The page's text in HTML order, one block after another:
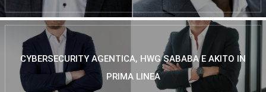
CYBERSECURITY AGENTICA, HWG SABABA E AKITO IN
PRIMA LINEA